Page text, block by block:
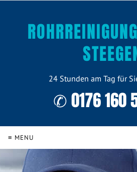
24 Stunden am Tag für
✆ 0176 160
≡ MENU